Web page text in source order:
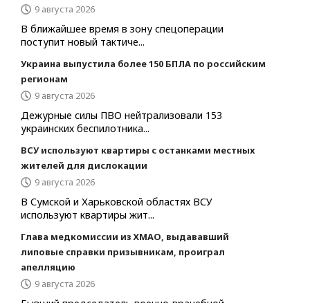
9 августа 2026
В ближайшее время в зону спецоперации
поступит новый тактиче...
Украина выпустила более 150 БПЛА по российским
регионам
9 августа 2026
Дежурные силы ПВО нейтрализовали 153
украинских беспилотника...
ВСУ используют квартиры с останками местных
жителей для дислокации
9 августа 2026
В Сумской и Харьковской областях ВСУ
используют квартиры жит...
Глава медкомиссии из ХМАО, выдававший
липовые справки призывникам, проиграл
апелляцию
9 августа 2026